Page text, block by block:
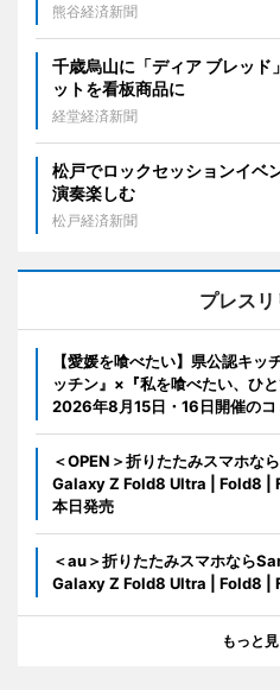
熊谷経済新聞
千歳烏山に「ディア ブレッ
ットを看板商品に
経堂経済新聞
松戸でロックセッションイ
演奏楽しむ
松戸経済新聞
プレス
【愛媛を喰べたい】県公認キ
ッチン』×『私を喰べたい、ひ
2026年8月15日・16日開催のコ
＜OPEN＞折りたたみスマホ
Galaxy Z Fold8 Ultra | Fold8 |
本日発売
＜au＞折りたたみスマホなら
Galaxy Z Fold8 Ultra | Fold8 |
もっと